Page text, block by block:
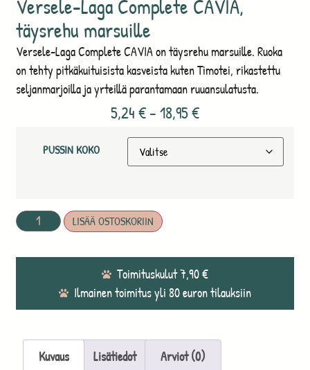
Versele-Laga Complete CAVIA,
täysrehu marsuille
Versele-Laga Complete CAVIA on täysrehu marsuille. Ruoka
on tehty pitkäkuituisista kasveista kuten Timotei, rikastettu
seljanmarjoilla ja yrteillä parantamaan ruuansulatusta.
5,24€–18,95€
PUSSIN KOKO
LISÄÄ OSTOSKORIIN
Toimituskulut 7,90 €
Ilmainen toimitus yli 80 euron tilauksiin
Kuvaus Lisätiedot Arviot (0)